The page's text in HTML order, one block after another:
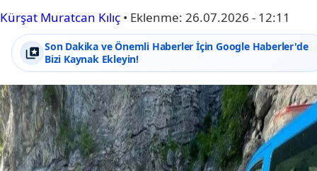
Kürşat Muratcan Kılıç • Eklenme: 26.07.2026 - 12:11
Son Dakika ve Önemli Haberler İçin Google Haberler'de
Bizi Kaynak Ekleyin!